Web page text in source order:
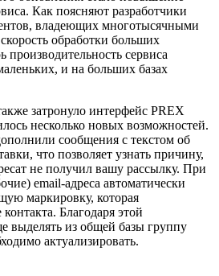
Как поясняют разработчики
владеющих многотысячными
обработки больших
сервиса
и на больших базах
затронуло интерфейс PREX
несколько новых возможностей.
сообщения с текстом об
что позволяет узнать причину,
не получил вашу рассылку. При
email-адреса автоматически
маркировку, которая
Благодаря этой
выделять из общей базы группу
актуализировать.